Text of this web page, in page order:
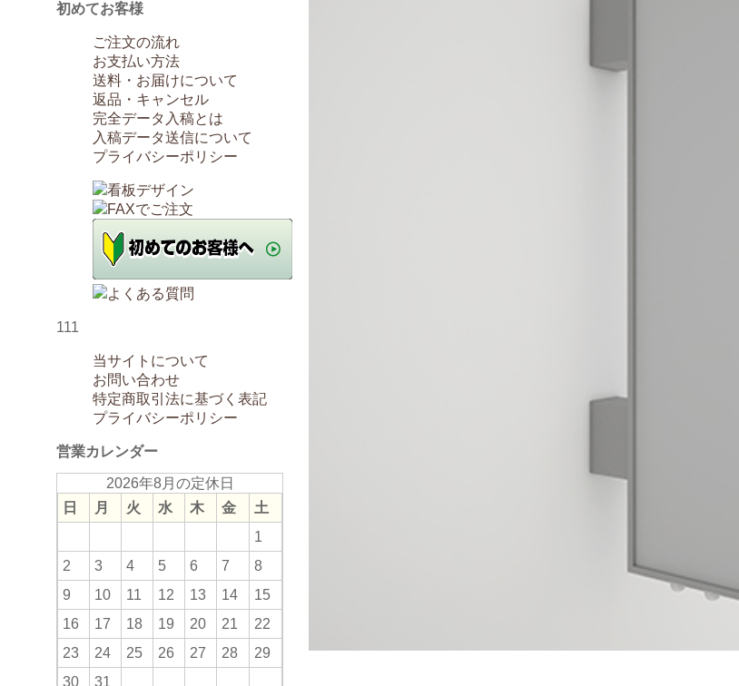
初めてお客様
ご注文の流れ
お支払い方法
送料・お届けについて
返品・キャンセル
完全データ入稿とは
入稿データ送信について
プライバシーポリシー
111
当サイトについて
お問い合わせ
特定商取引法に基づく表記
プライバシーポリシー
営業カレンダー
2026年8月の定休日
日
月 火 水 木 金
土
1
2
3 4 5 6 7
8
9
10 11 12 13 14
15
16
17 18 19 20 21
22
23
24 25 26 27 28
29
30
31